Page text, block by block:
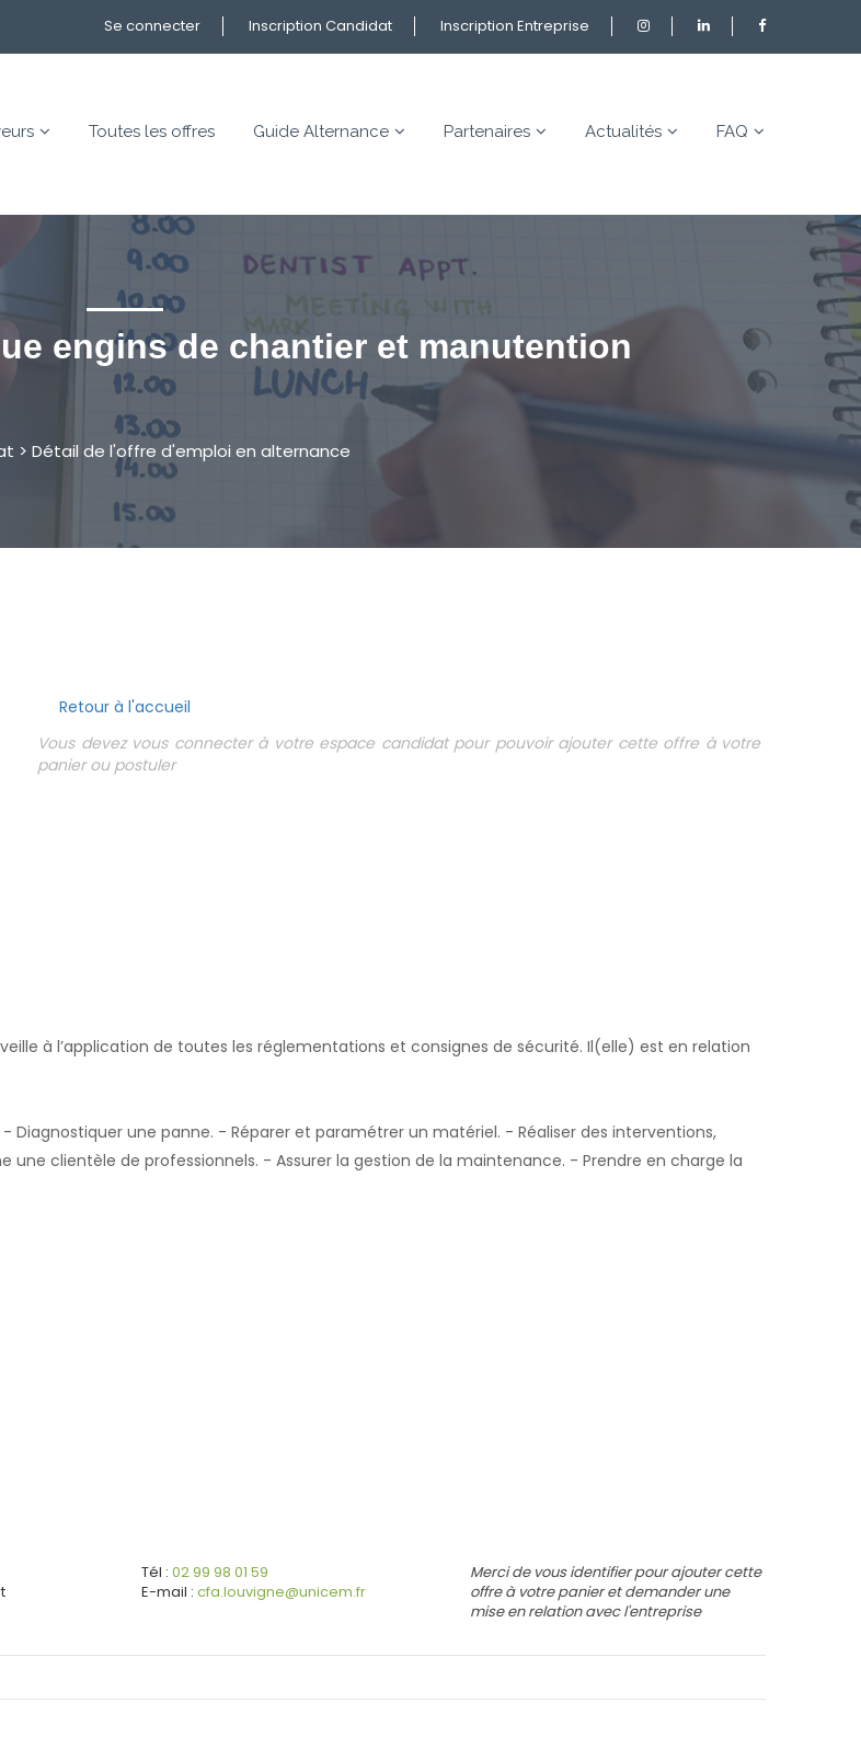
Se connecter Inscription Candidat Inscription Entreprise
Toutes les offres Guide Alternance Partenaires Actualités FAQ
engins de chantier et manutention
> Détail de l'offre d'emploi en alternance
Retour à l'accueil
Vous devez vous connecter à votre espace candidat pour pouvoir ajouter cette offre à votre
panier ou postuler
à l’application de toutes les réglementations et consignes de sécurité. Il(elle) est en relation
une panne. - Réparer et paramétrer un matériel. - Réaliser des interventions,
une clientèle de professionnels. - Assurer la gestion de la maintenance. - Prendre en charge la
Tél : 02 99 98 01 59
E-mail : cfa.louvigne@unicem.fr
Merci de vous identifier pour ajouter cette
offre à votre panier et demander une
mise en relation avec l'entreprise